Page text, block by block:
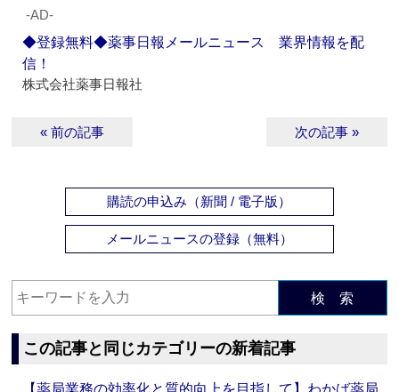
‐AD‐
◆登録無料◆薬事日報メールニュース 業界情報を配
信！
株式会社薬事日報社
« 前の記事 次の記事 »
購読の申込み（新聞 / 電子版）
メールニュースの登録（無料）
検 索
この記事と同じカテゴリーの新着記事